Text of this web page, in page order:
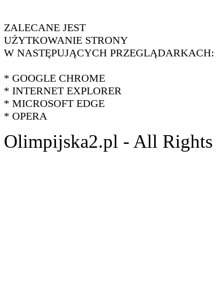
ZALECANE JEST
UŻYTKOWANIE STRONY
W NASTĘPUJĄCYCH PRZEGLĄDARKACH:
* GOOGLE CHROME
* INTERNET EXPLORER
* MICROSOFT EDGE
* OPERA
Olimpijska2.pl - All Rights